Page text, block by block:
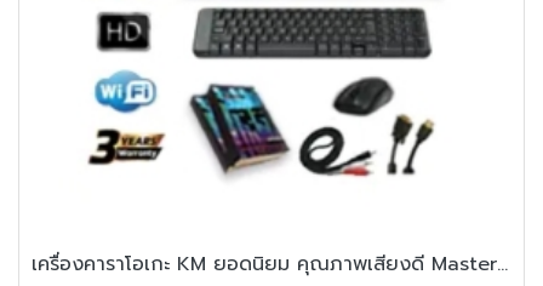
เครื่องคาราโอเกะ KM ยอดนิยม คุณภาพเสียงดี Master ใหม่ล่าสุด